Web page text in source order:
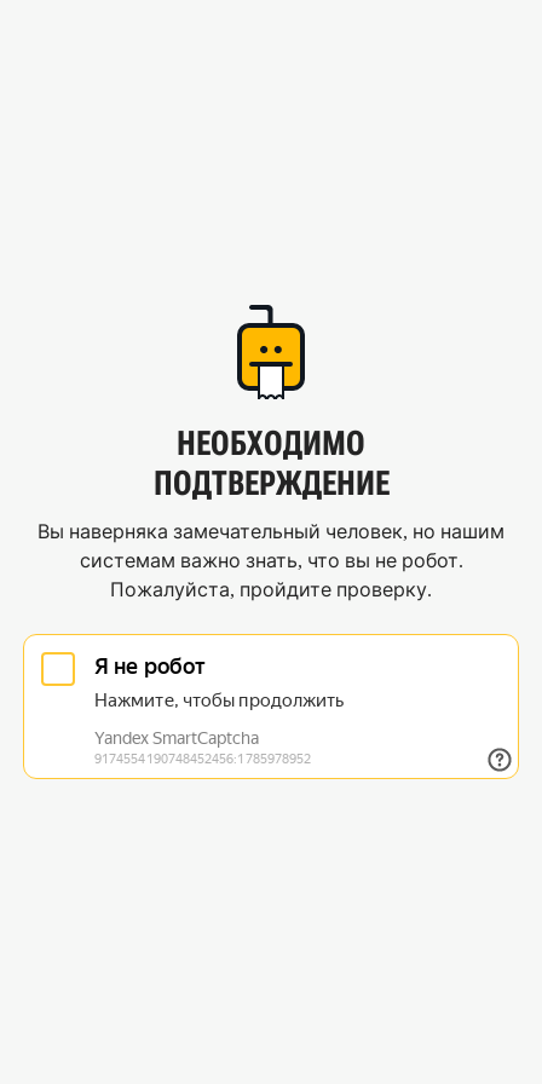
НЕОБХОДИМО
ПОДТВЕРЖДЕНИЕ
Вы наверняка замечательный человек, но нашим
системам важно знать, что вы не робот.
Пожалуйста, пройдите проверку.